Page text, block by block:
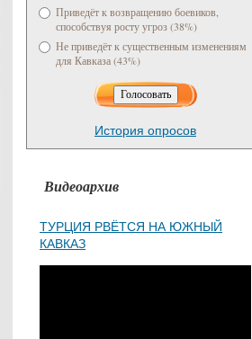
Приведёт к возвращению боевиков,
способствуя росту угроз (38%)
Не приведёт к существенным изменениям
для Кавказа (43%)
История опросов
Видеоархив
ТУРЦИЯ РВЁТСЯ НА ЮЖНЫЙ
КАВКАЗ